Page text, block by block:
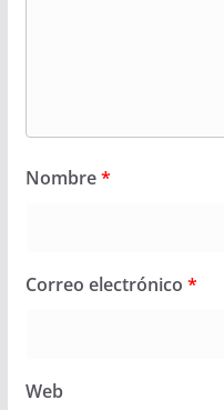
Nombre*
Correo electrónico *
Web